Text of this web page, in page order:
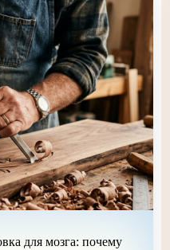
для мозга: почему